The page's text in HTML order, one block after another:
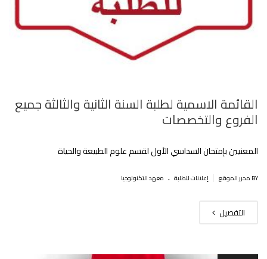
القائمة الاسمية لطلبة السنة الثانية والثالثة جميع
الفروع والتخصصات
المعنيين بإمتحان السداسي الأول لقسم علوم الطبيعة والحياة
BY محرر الموقع إعلانات للطلبة . معهد التكنولوجيا
التفصيل